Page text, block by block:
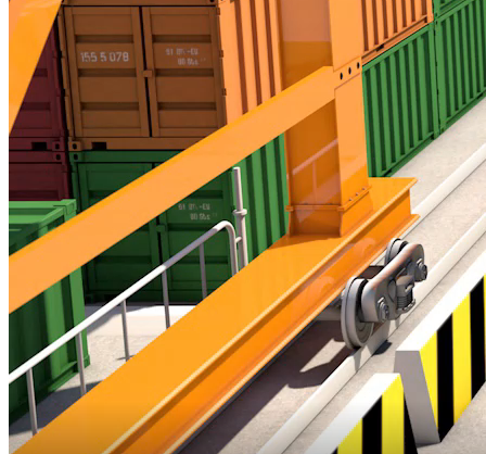
Nguồn: SCTV8 - VITV
21:35 ngày 17/01/2026
Bắt đầu tại
Chia sẻ
Theo thông tin từ Bộ Công Thương, tổng kim ngạch xuất nhập
khẩu hàng hóa Việt Nam năm 2025 đã tăng 18,2% so với 2024,
trong đó xuất khẩu tăng 17%, nhập khẩu tăng 19,4%. 36 mặt hàng
đạt kim ngạch xuất khẩu trên 1 tỷ USD, trong đó có 8 mặt hàng đạt
trên 10 tỷ USD.
Có được kết quả đó, vai trò của các hoạt động xúc tiến thương mại,
đa dạng hoá thị trường xuất khẩu là rất rõ nét. Vậy bức tranh toàn